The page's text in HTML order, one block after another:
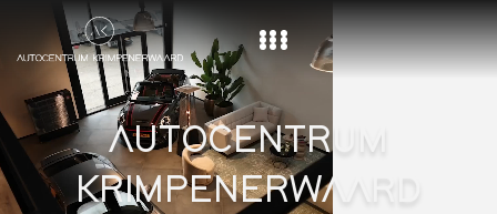
Home
Aanbod
Diensten
AUTOCENTRUM
KRIMPENERWAARD